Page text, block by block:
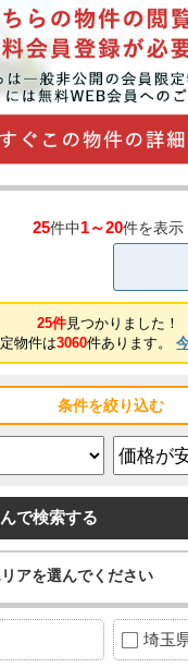
25件中1～20件を表示
25件見つかりました！
物件は3060件あります。
条件を絞り込む
で検索する
アを選んでください
埼玉